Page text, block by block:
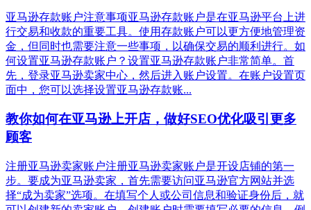
亚马逊存款账户注意事项亚马逊存款账户是在亚马逊平台上进
行交易和收款的重要工具。使用存款账户可以更方便地管理资
金，但同时也需要注意一些事项，以确保交易的顺利进行。如
何设置亚马逊存款账户？设置亚马逊存款账户非常简单。首
先，登录亚马逊卖家中心，然后进入账户设置。在账户设置页
面中，您可以选择设置亚马逊存款账...
教你如何在亚马逊上开店，做好SEO优化吸引更多
顾客
注册亚马逊卖家账户注册亚马逊卖家账户是开设店铺的第一
步。要成为亚马逊卖家，首先需要访问亚马逊官方网站并选
择“成为卖家”选项。在填写个人或公司信息和验证身份后，就